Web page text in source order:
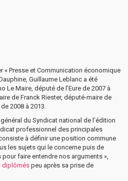
« Presse et Communication économique
Guillaume Leblanc a été
Le Maire, député de l’Eure de 2007 à
de Franck Riester, député-maire de
2008 à 2013.
du Syndicat national de l’édition
professionnel des principales
à définir une position commune
les sujets qui le concerne puis de
faire entendre nos arguments »,
diplômés peu après sa prise de